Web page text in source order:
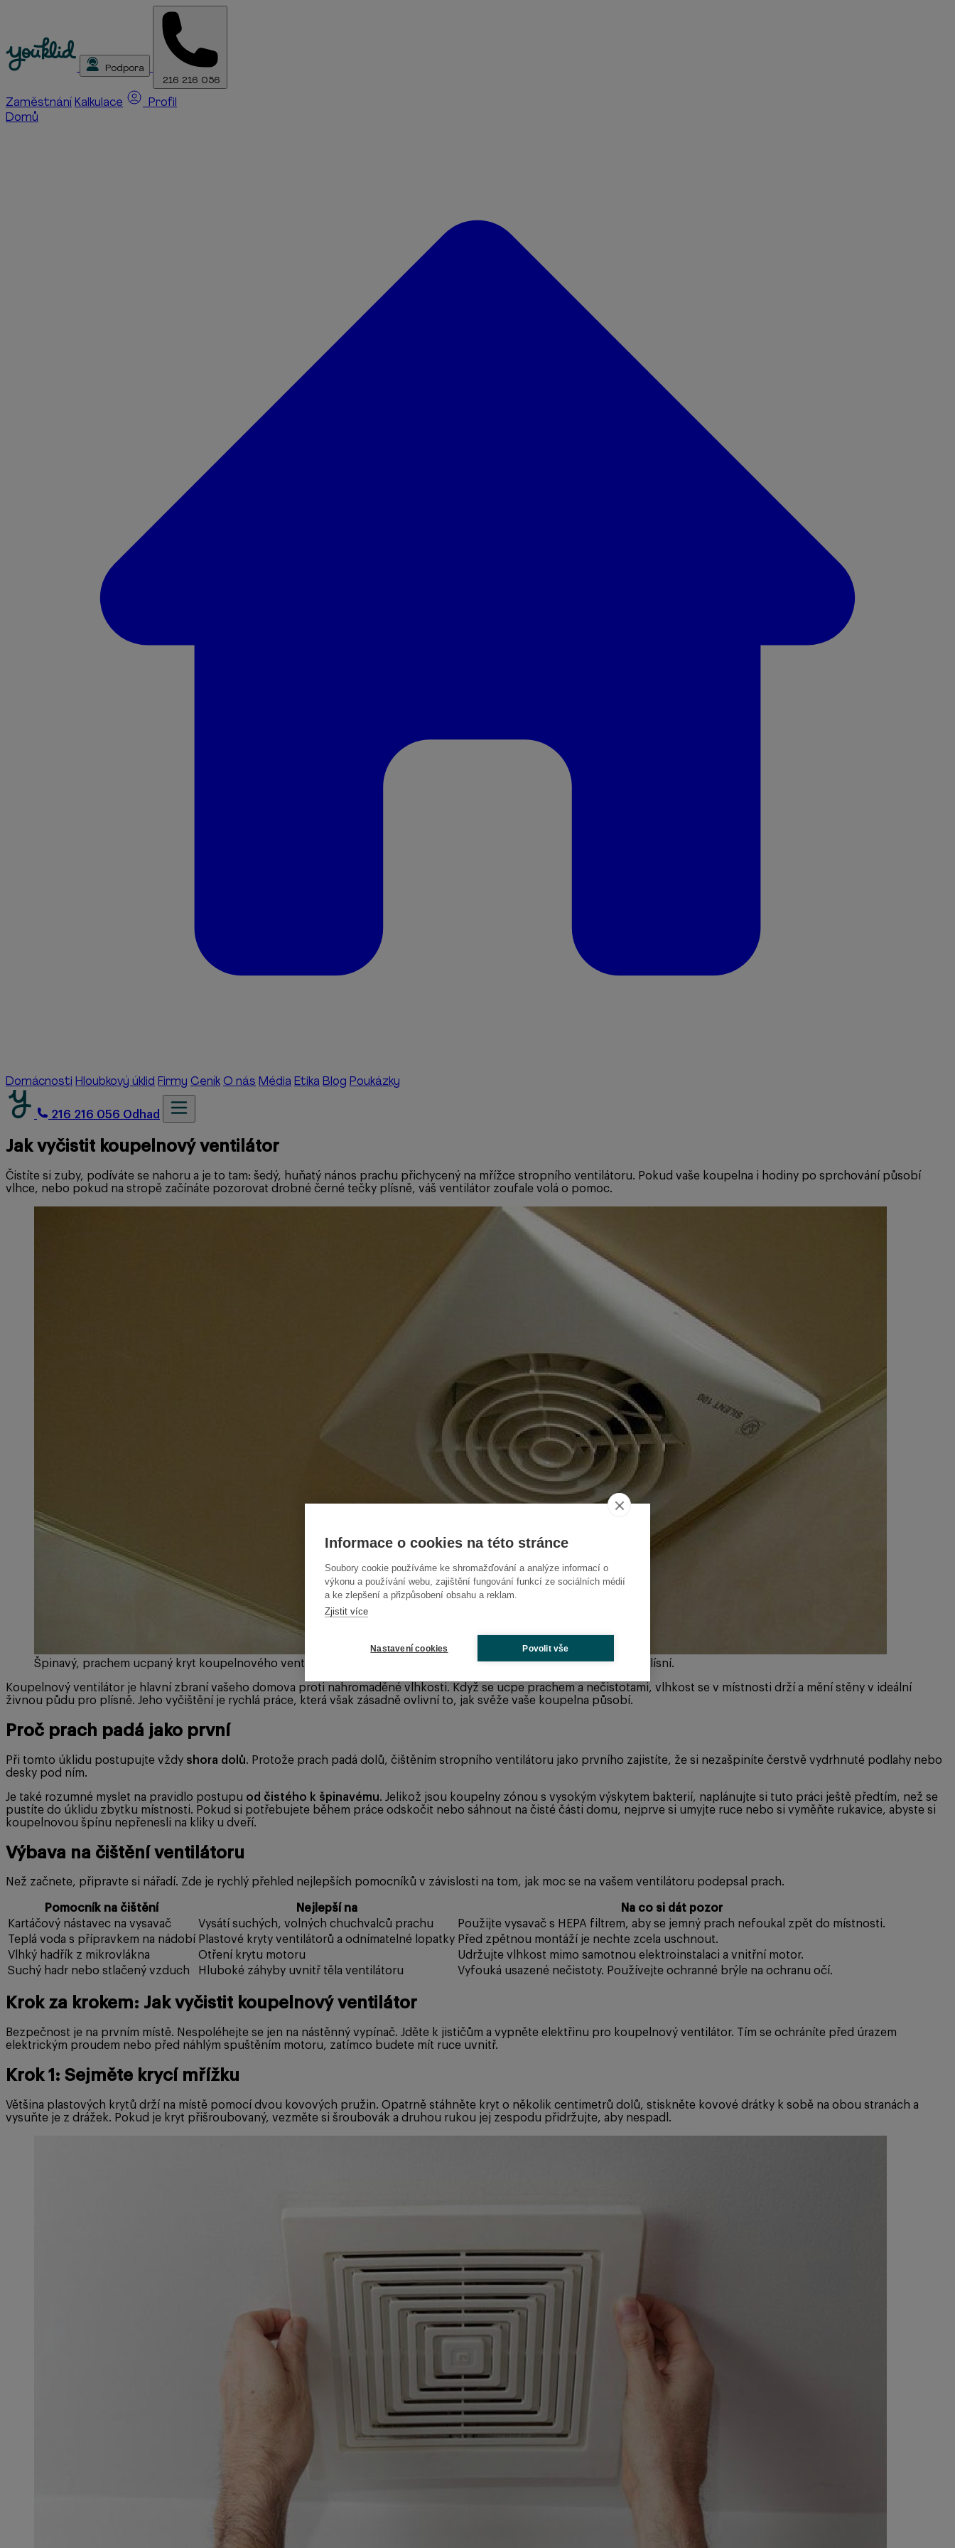
Informace o cookies na této stránce
Soubory cookie používáme ke shromažďování a analýze informací o
výkonu a používání webu, zajištění fungování funkcí ze sociálních médií
a ke zlepšení a přizpůsobení obsahu a reklam.
Zjistit více
Nastavení cookies Povolit vše
Podpora
216 216 056
Zaměstnání Kalkulace
Profil
Domů
Domácnosti Hloubkový úklid Firmy Ceník O nás Média Etika Blog Poukázky
216 216 056 Odhad
Jak vyčistit koupelnový ventilátor
Čistíte si zuby, podíváte se nahoru a je to tam: šedý, huňatý nános prachu přichycený na mřížce stropního ventilátoru. Pokud vaše koupelna i hodiny po sprchování působí
vlhce, nebo pokud na stropě začínáte pozorovat drobné černé tečky plísně, váš ventilátor zoufale volá o pomoc.
Špinavý, prachem ucpaný kryt koupelnového ventilátoru je častou příčinou pomalého schnutí koupelny a vzniku plísní.
Koupelnový ventilátor je hlavní zbraní vašeho domova proti nahromaděné vlhkosti. Když se ucpe prachem a nečistotami, vlhkost se v místnosti drží a mění stěny v ideální
živnou půdu pro plísně. Jeho vyčištění je rychlá práce, která však zásadně ovlivní to, jak svěže vaše koupelna působí.
Proč prach padá jako první
Při tomto úklidu postupujte vždy shora dolů. Protože prach padá dolů, čištěním stropního ventilátoru jako prvního zajistíte, že si nezašpiníte čerstvě vydrhnuté podlahy nebo
desky pod ním.
Je také rozumné myslet na pravidlo postupu od čistého k špinavému. Jelikož jsou koupelny zónou s vysokým výskytem bakterií, naplánujte si tuto práci ještě předtím, než se
pustíte do úklidu zbytku místnosti. Pokud si potřebujete během práce odskočit nebo sáhnout na čisté části domu, nejprve si umyjte ruce nebo si vyměňte rukavice, abyste si
koupelnovou špínu nepřenesli na kliky u dveří.
Výbava na čištění ventilátoru
Než začnete, připravte si nářadí. Zde je rychlý přehled nejlepších pomocníků v závislosti na tom, jak moc se na vašem ventilátoru podepsal prach.
Pomocník na čištění Nejlepší na
Na co si dát pozor
Kartáčový nástavec na vysavač
Vysátí suchých, volných chuchvalců prachu
Použijte vysavač s HEPA filtrem, aby se jemný prach nefoukal zpět do místnosti.
Teplá voda s přípravkem na nádobí Plastové kryty ventilátorů a odnímatelné lopatky Před zpětnou montáží je nechte zcela uschnout.
Vlhký hadřík z mikrovlákna
Otření krytu motoru
Udržujte vlhkost mimo samotnou elektroinstalaci a vnitřní motor.
Suchý hadr nebo stlačený vzduch
Hluboké záhyby uvnitř těla ventilátoru Vyfouká usazené nečistoty. Používejte ochranné brýle na ochranu očí.
Krok za krokem: Jak vyčistit koupelnový ventilátor
Bezpečnost je na prvním místě. Nespoléhejte se jen na nástěnný vypínač. Jděte k jističům a vypněte elektřinu pro koupelnový ventilátor. Tím se ochráníte před úrazem
elektrickým proudem nebo před náhlým spuštěním motoru, zatímco budete mít ruce uvnitř.
Krok 1: Sejměte krycí mřížku
Většina plastových krytů drží na místě pomocí dvou kovových pružin. Opatrně stáhněte kryt o několik centimetrů dolů, stiskněte kovové drátky k sobě na obou stranách a
vysuňte je z drážek. Pokud je kryt přišroubovaný, vezměte si šroubovák a druhou rukou jej zespodu přidržujte, aby nespadl.